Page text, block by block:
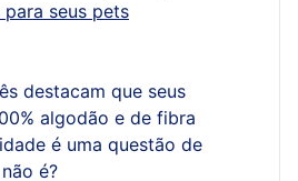
seus pets
destacam que seus
algodão e de fibra
é uma questão de
é?